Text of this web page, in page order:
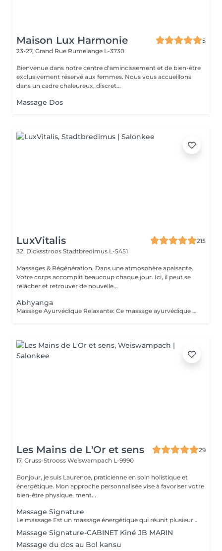
Maison Lux Harmonie
5
23-27, Grand Rue Rumelange L-3730
Bienvenue dans notre centre d'amincissement et de bien-être
exclusivement réservé aux femmes. Nous vous accueillons
dans un cadre chaleureux, discret...
Massage Dos
LuxVitalis
215
32, Dicksstroos Stadtbredimus L-5451
Massages & Régénération. Dans une atmosphère apaisante.
Votre corps accomplit beaucoup chaque jour. Ici, il peut se
relâcher et retrouver de nouvelle...
Abhyanga
Massage Ayurvédique Relaxante: Ce massage ayurvédique du corps entier aux huiles chaudes apporte calme, équilibre et harmonie intérieure. Les huiles ayurvédiques enveloppent et massent délicatement tout le corps. Le soin harmonise les énergies corporelles, calme le système nerveux, renforce le système immunitaire, stimule la circulation lymphatique et nourrit la peau ainsi que les tissus. Énergie, vitalité et bien-être sont retrouvés.
Les Mains de L'Or et sens
29
17, Gruss-Strooss Weiswampach L-9990
Bonjour, je suis Laurence, praticienne en soin holistique et
énergétique. Mon approche personnalisée vise à favoriser votre
bien-être physique, ment...
Massage Signature
Le massage Est un massage énergétique qui réunit plusieurs techniques de massages du monde (Tuina, Lomi-lomi, Californien, Suédois et Ayurvédique), l'aromathérapie et l'énergie du magnétisme qui réveille les processus naturels d'autoguérison du corps en déchargeant les mémoires émotionnelles encombrantes et les toxines. Véritable invitation à la reconnexion à soi, c'est une psychothérapie pour le corps qui permet de laisser s'opérer tout un développement réparateur et initiateur, ouvrant la mémoire du corps, qui nettoie peu à peu les anciens traumas et laisse l'énergie de vie circuler librement permettant un véritable bien-être et apportant un lâcher prise physique et mental de manière impressionnante. Ce massage profondément relaxant peut aider à soulager le stress, l'anxiété, les tensions musculaires, les douleurs chroniques et à améliorer la circulation sanguine et lymphatique. Il est également utile pour stimuler le système immunitaire et renforcer le corps. Il peut également être bénéfique pour les personnes souffrant de problèmes de sommeil et de troubles digestifs. Ce massage est pratiqué sur l'ensemble du corps avec un mélange d'huiles végétales et d'huiles essentielles Ne pas s'exposer au soleil ou aux UV pendant au moins 6h après ce massage. La durée de la prestations inclus le temps d'installation
Massage Signature-CABINET Kiné JB MARIN
Massage du dos au Bol kansu